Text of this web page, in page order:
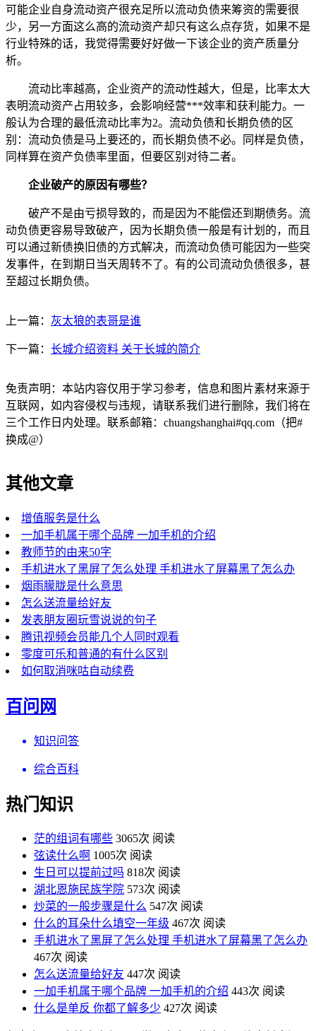
可能企业自身流动资产很充足所以流动负债来筹资的需要很
少，另一方面这么高的流动资产却只有这么点存货，如果不是
行业特殊的话，我觉得需要好好做一下该企业的资产质量分
析。
流动比率越高，企业资产的流动性越大，但是，比率太大
表明流动资产占用较多，会影响经营***效率和获利能力。一
般认为合理的最低流动比率为2。流动负债和长期负债的区
别：流动负债是马上要还的，而长期负债不必。同样是负债，
同样算在资产负债率里面，但要区别对待二者。
企业破产的原因有哪些？
破产不是由亏损导致的，而是因为不能偿还到期债务。流
动负债更容易导致破产，因为长期负债一般是有计划的，而且
可以通过新债换旧债的方式解决，而流动负债可能因为一些突
发事件，在到期日当天周转不了。有的公司流动负债很多，甚
至超过长期负债。
上一篇： 灰太狼的表哥是谁
下一篇： 长城介绍资料 关于长城的简介
免责声明：本站内容仅用于学习参考，信息和图片素材来源于
互联网，如内容侵权与违规，请联系我们进行删除，我们将在
三个工作日内处理。联系邮箱：chuangshanghai#qq.com（把#
换成@）
其他文章
增值服务是什么
一加手机属于哪个品牌 一加手机的介绍
教师节的由来50字
手机进水了黑屏了怎么处理 手机进水了屏幕黑了怎么办
烟雨朦胧是什么意思
怎么送流量给好友
发表朋友圈玩雪说说的句子
腾讯视频会员能几个人同时观看
零度可乐和普通的有什么区别
如何取消咪咕自动续费
百问网
知识问答
综合百科
热门知识
茫的组词有哪些 3065次 阅读
弦读什么啊 1005次 阅读
生日可以提前过吗 818次 阅读
湖北恩施民族学院 573次 阅读
炒菜的一般步骤是什么 547次 阅读
什么的耳朵什么填空一年级 467次 阅读
手机进水了黑屏了怎么处理 手机进水了屏幕黑了怎么办
467次 阅读
怎么送流量给好友 447次 阅读
一加手机属于哪个品牌 一加手机的介绍 443次 阅读
什么是单反 你都了解多少 427次 阅读